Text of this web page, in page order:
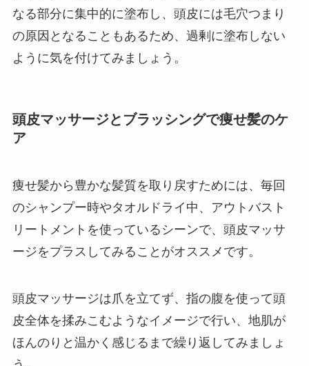
なる部分に集中的に塗布し、頭皮には毛穴つまり
の原因となることもあるため、過剰に塗布しない
ように気を付けてみましょう。
頭皮マッサージとブラッシングで痩せ髪のケ
ア
痩せ髪から豊かな髪質を取り戻すためには、毎回
のシャンプー時やタオルドライ中、アウトバスト
リートメントを使っているシーンで、頭皮マッサ
ージをプラスしてみることがオススメです。
頭皮マッサージは爪を立てず、指の腹を使って頭
皮全体を揉みこむようなイメージで行い、地肌が
ほんのりと温かく感じるまで繰り返してみましょ